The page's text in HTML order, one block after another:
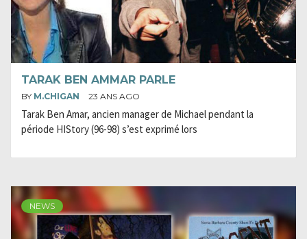
TARAK BEN AMMAR PARLE
BY M.CHIGAN 23 ANS AGO
Tarak Ben Amar, ancien manager de Michael pendant la
période HIStory (96-98) s’est exprimé lors
NEWS